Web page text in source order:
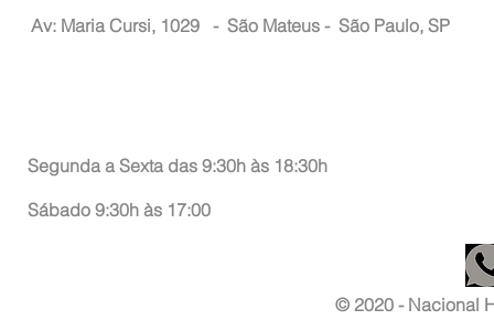
Av: Maria Cursi, 1029 - São Mateus - São Paulo, SP
Segunda a Sexta das 9:30h às 18:30h
Sábado 9:30h às 17:00
© 2020 - Nacional